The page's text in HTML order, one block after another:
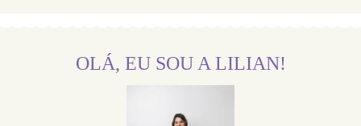
OLÁ, EU SOU A LILIAN!